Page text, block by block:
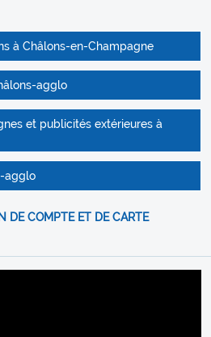
à Châlons-en-Champagne
agglo
et publicités extérieures à
agglo
DE COMPTE ET DE CARTE